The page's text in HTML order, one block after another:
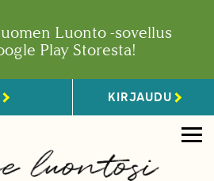
Luonto -sovellus
Play Storesta!
KIRJAUDU